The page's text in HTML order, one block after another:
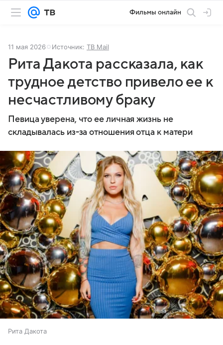
Фильмы онлайн
11 мая 2026 Источник: ТВ Mail
Рита Дакота рассказала, как
трудное детство привело ее к
несчастливому браку
Певица уверена, что ее личная жизнь не
складывалась из-за отношения отца к матери
Рита Дакота